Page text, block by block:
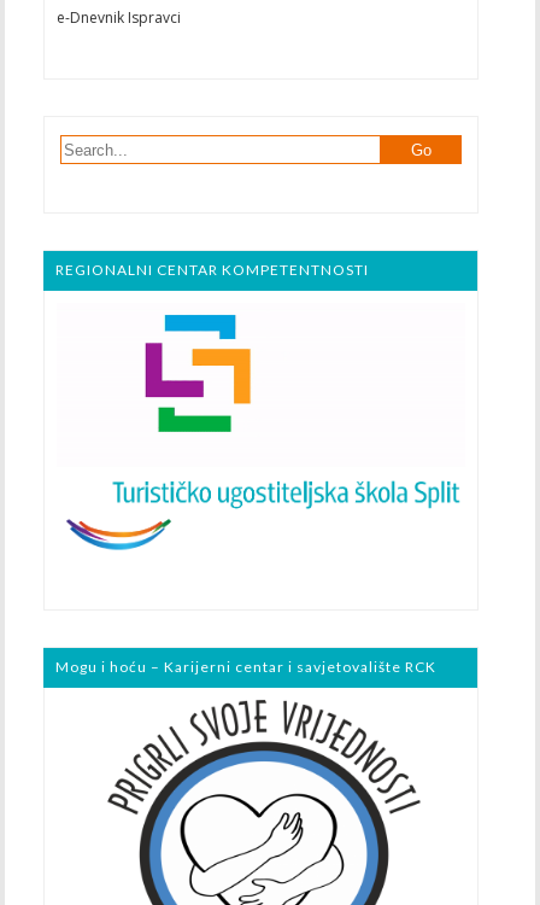
e-Dnevnik Ispravci
REGIONALNI CENTAR KOMPETENTNOSTI
Mogu i hoću – Karijerni centar i savjetovalište RCK